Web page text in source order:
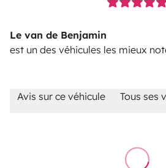
Le van de Benjamin
est un des véhicules les mieux
Avis sur ce véhicule Tous ses